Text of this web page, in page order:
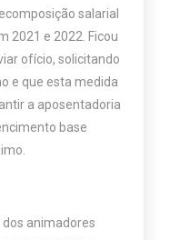
salarial
2021 e 2022. Ficou
ofício, solicitando
e que esta medida
a aposentadoria
base
animadores